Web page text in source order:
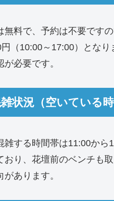
無料で、予約は不要です
（10:00～17:00）とな
が必要です。
状況（空いている時
雑する時間帯は11:00から
おり、花壇前のベンチも
があります。